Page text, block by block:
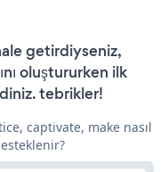
getirdiyseniz,
oluştururken ilk
tebrikler!
captivate, make nasıl